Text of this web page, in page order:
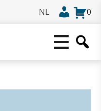
0